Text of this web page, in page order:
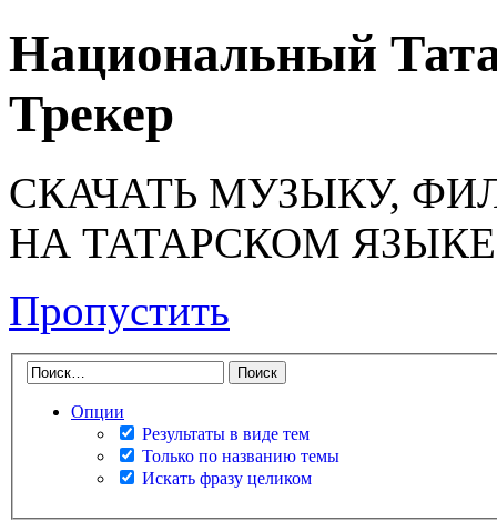
Национальный
Трекер
СКАЧАТЬ МУЗЫКУ,
НА ТАТАРСКОМ ЯЗЫКЕ
Пропустить
Опции
Результаты в виде тем
Только по названию темы
Искать фразу целиком